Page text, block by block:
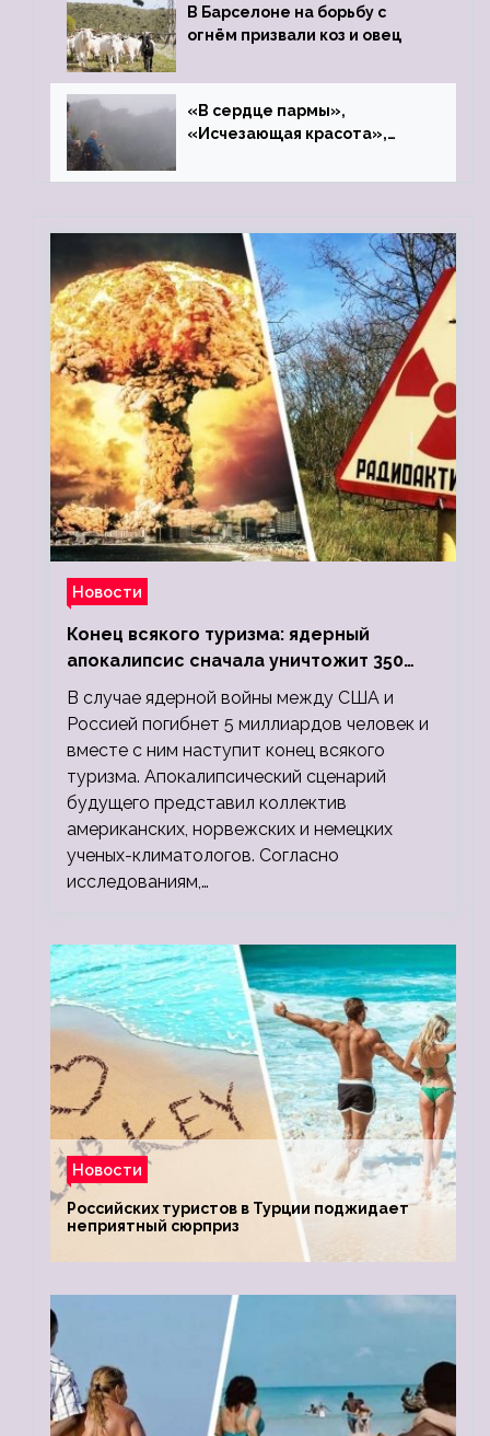
В Барселоне на борьбу с
огнём призвали коз и овец
«В сердце пармы»,
«Исчезающая красота»,
Новости
Конец всякого туризма: ядерный
апокалипсис сначала уничтожит 350
миллионов, а потом 5 миллиардов
людей
В случае ядерной войны между США и
Россией погибнет 5 миллиардов человек и
вместе с ним наступит конец всякого
туризма. Апокалипсический сценарий
будущего представил коллектив
американских, норвежских и немецких
ученых-климатологов. Согласно
исследованиям,…
Новости
Российских туристов в Турции поджидает
неприятный сюрприз